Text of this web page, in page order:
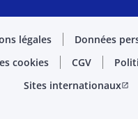
légales
Données
cookies
CGV
Sites internationauxopen_in_new